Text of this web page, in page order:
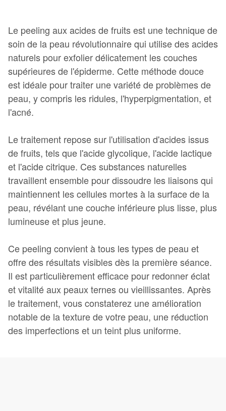
Le peeling aux acides de fruits est une technique de
soin de la peau révolutionnaire qui utilise des acides
naturels pour exfolier délicatement les couches
supérieures de l'épiderme. Cette méthode douce
est idéale pour traiter une variété de problèmes de
peau, y compris les ridules, l'hyperpigmentation, et
l'acné.
Le traitement repose sur l'utilisation d'acides issus
de fruits, tels que l'acide glycolique, l'acide lactique
et l'acide citrique. Ces substances naturelles
travaillent ensemble pour dissoudre les liaisons qui
maintiennent les cellules mortes à la surface de la
peau, révélant une couche inférieure plus lisse, plus
lumineuse et plus jeune.
Ce peeling convient à tous les types de peau et
offre des résultats visibles dès la première séance.
Il est particulièrement efficace pour redonner éclat
et vitalité aux peaux ternes ou vieillissantes. Après
le traitement, vous constaterez une amélioration
notable de la texture de votre peau, une réduction
des imperfections et un teint plus uniforme.